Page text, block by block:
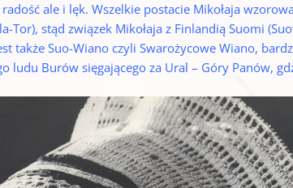
ale i lęk. Wszelkie postacie Mikołaja
Tor), stąd związek Mikołaja z Finlandią Suomi
także Suo-Wiano czyli Swarożycowe Wiano,
ludu Burów sięgającego za Ural – Góry Panów,